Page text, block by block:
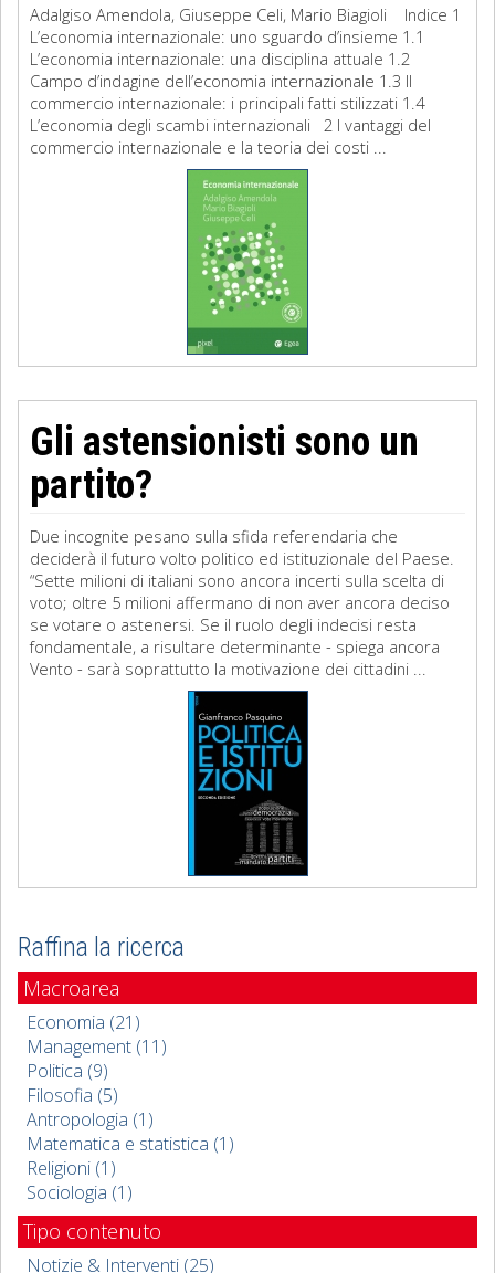
Adalgiso Amendola, Giuseppe Celi, Mario Biagioli Indice 1
L’economia internazionale: uno sguardo d’insieme 1.1
L’economia internazionale: una disciplina attuale 1.2
Campo d’indagine dell’economia internazionale 1.3 Il
commercio internazionale: i principali fatti stilizzati 1.4
L’economia degli scambi internazionali 2 I vantaggi del
commercio internazionale e la teoria dei costi ...
Gli astensionisti sono un
partito?
Due incognite pesano sulla sfida referendaria che
deciderà il futuro volto politico ed istituzionale del Paese.
“Sette milioni di italiani sono ancora incerti sulla scelta di
voto; oltre 5 milioni affermano di non aver ancora deciso
se votare o astenersi. Se il ruolo degli indecisi resta
fondamentale, a risultare determinante - spiega ancora
Vento - sarà soprattutto la motivazione dei cittadini ...
Raffina la ricerca
Macroarea
Economia (21)
Management (11)
Politica (9)
Filosofia (5)
Antropologia (1)
Matematica e statistica (1)
Religioni (1)
Sociologia (1)
Tipo contenuto
Notizie & Interventi (25)